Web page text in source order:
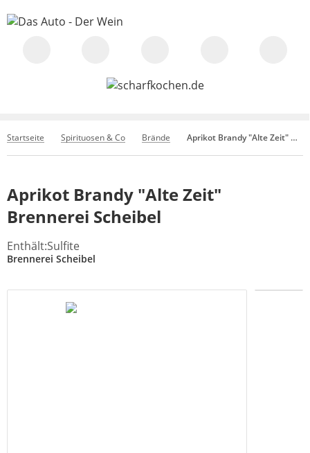
Startseite Spirituosen & Co Brände Aprikot Brandy "Alte Zeit" Brennerei Scheibel
Aprikot Brandy "Alte Zeit"
Brennerei Scheibel
Enthält:Sulfite
Brennerei Scheibel